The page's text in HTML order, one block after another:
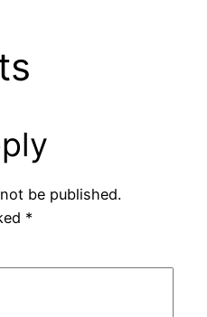
be published.
*